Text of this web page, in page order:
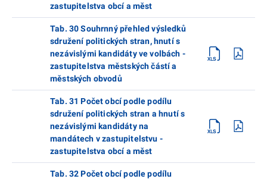
zastupitelstva obcí a měst
Tab. 30 Souhrnný přehled výsledků
sdružení politických stran, hnutí s
nezávislými kandidáty ve volbách -
zastupitelstva městských částí a
městských obvodů
Tab. 31 Počet obcí podle podílu
sdružení politických stran a hnutí s
nezávislými kandidáty na
mandátech v zastupitelstvu -
zastupitelstva obcí a měst
Tab. 32 Počet obcí podle podílu